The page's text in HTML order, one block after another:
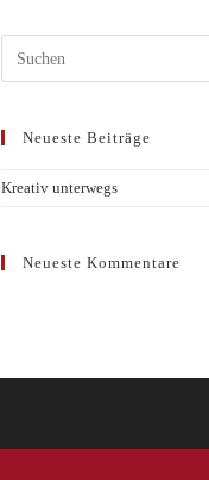
Neueste Beiträge
Kreativ unterwegs
Neueste Kommentare